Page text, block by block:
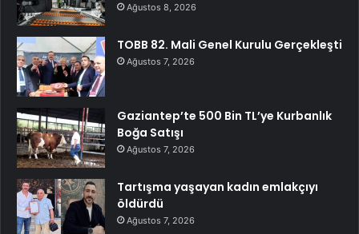
Ağustos 8, 2026
TOBB 82. Mali Genel Kurulu Gerçekleşti
Ağustos 7, 2026
Gaziantep’te 500 Bin TL’ye Kurbanlık
Boğa Satışı
Ağustos 7, 2026
Tartışma yaşayan kadın emlakçıyı
öldürdü
Ağustos 7, 2026